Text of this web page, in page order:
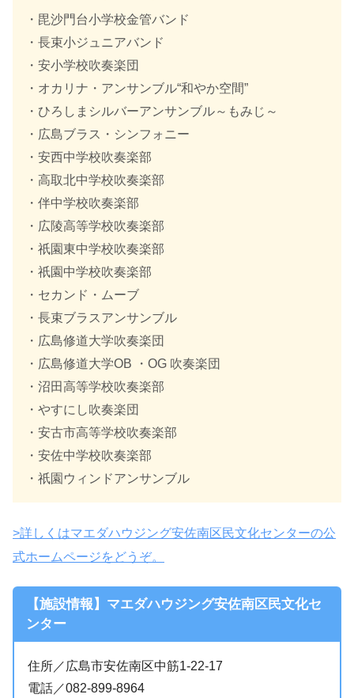
・毘沙門台小学校金管バンド
・長束小ジュニアバンド
・安小学校吹奏楽団
・オカリナ・アンサンブル“和やか空間”
・ひろしまシルバーアンサンブル～もみじ～
・広島ブラス・シンフォニー
・安西中学校吹奏楽部
・高取北中学校吹奏楽部
・伴中学校吹奏楽部
・広陵高等学校吹奏楽部
・祇園東中学校吹奏楽部
・祇園中学校吹奏楽部
・セカンド・ムーブ
・長束ブラスアンサンブル
・広島修道大学吹奏楽団
・広島修道大学OB ・OG 吹奏楽団
・沼田高等学校吹奏楽部
・やすにし吹奏楽団
・安古市高等学校吹奏楽部
・安佐中学校吹奏楽部
・祇園ウィンドアンサンブル
>詳しくはマエダハウジング安佐南区民文化センターの公
式ホームページをどうぞ。
【施設情報】マエダハウジング安佐南区民文化セ
ンター
住所／広島市安佐南区中筋1-22-17
電話／082-899-8964